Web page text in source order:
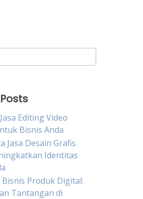
Editing Video
Bisnis Anda
Jasa Desain Grafis
Identitas
Produk Digital:
Tantangan di